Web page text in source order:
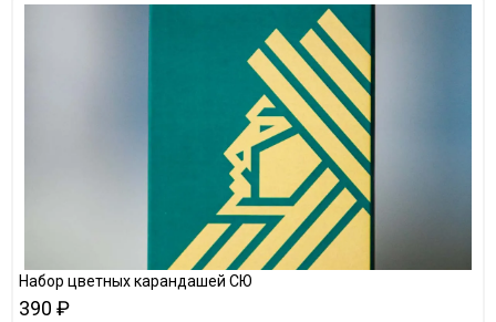
Набор цветных карандашей СЮ
390 ₽